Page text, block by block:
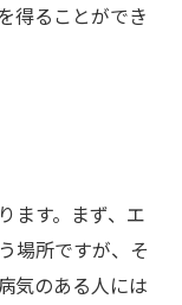
得ることができ
ます。まず、エ
場所ですが、そ
気のある人には